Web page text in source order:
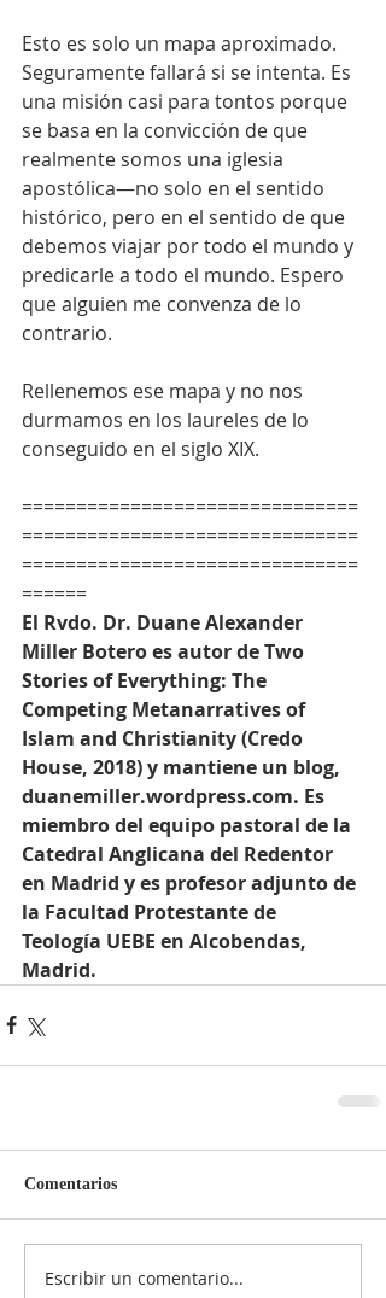
Esto es solo un mapa aproximado.
Seguramente fallará si se intenta. Es
una misión casi para tontos porque
se basa en la convicción de que
realmente somos una iglesia
apostólica—no solo en el sentido
histórico, pero en el sentido de que
debemos viajar por todo el mundo y
predicarle a todo el mundo. Espero
que alguien me convenza de lo
contrario.
Rellenemos ese mapa y no nos
durmamos en los laureles de lo
conseguido en el siglo XIX.
===============================
===============================
===============================
======
El Rvdo. Dr. Duane Alexander
Miller Botero es autor de Two
Stories of Everything: The
Competing Metanarratives of
Islam and Christianity (Credo
House, 2018) y mantiene un blog,
duanemiller.wordpress.com. Es
miembro del equipo pastoral de la
Catedral Anglicana del Redentor
en Madrid y es profesor adjunto de
la Facultad Protestante de
Teología UEBE en Alcobendas,
Madrid.
Comentarios
Escribir un comentario...